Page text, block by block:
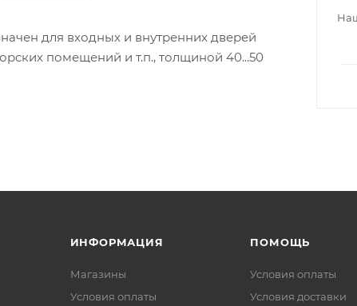
для входных и внутренних дверей
помещений и т.п., толщиной 40...50
покупки будет считаться оплата
ИНФОРМАЦИЯ
Магазины
Условия оплаты
ПОМОЩЬ
Условия оплаты
Условия доставки